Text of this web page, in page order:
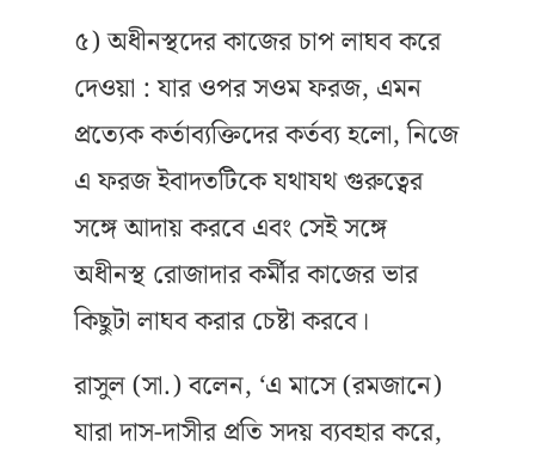
৫) অধীনস্থদের কাজের চাপ লাঘব করে
দেওয়া : যার ওপর সওম ফরজ, এমন
প্রত্যেক কর্তাব্যক্তিদের কর্তব্য হলো, নিজে
এ ফরজ ইবাদতটিকে যথাযথ গুরুত্বের
সঙ্গে আদায় করবে এবং সেই সঙ্গে
অধীনস্থ রোজাদার কর্মীর কাজের ভার
কিছুটা লাঘব করার চেষ্টা করবে।
রাসুল (সা.) বলেন, ‘এ মাসে (রমজানে)
যারা দাস-দাসীর প্রতি সদয় ব্যবহার করে,